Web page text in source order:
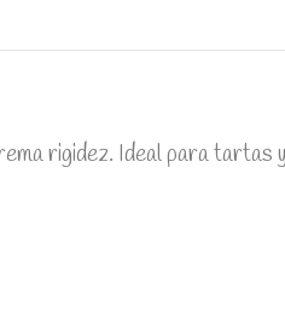
rigidez. Ideal para